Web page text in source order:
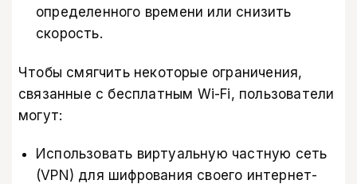
определенного времени или снизить
скорость.
Чтобы смягчить некоторые ограничения,
связанные с бесплатным Wi-Fi, пользователи
могут:
Использовать виртуальную частную сеть
(VPN) для шифрования своего интернет-